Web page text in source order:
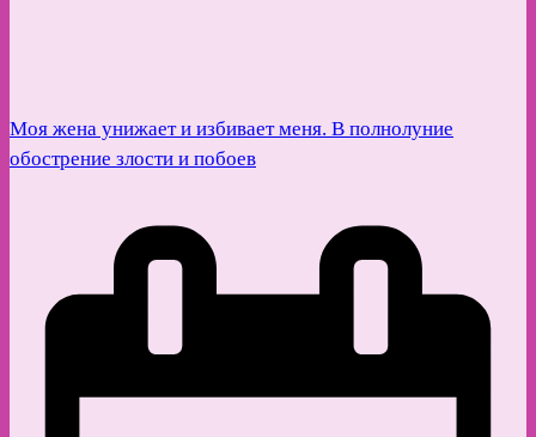
Моя жена унижает и избивает меня. В полнолуние
обострение злости и побоев